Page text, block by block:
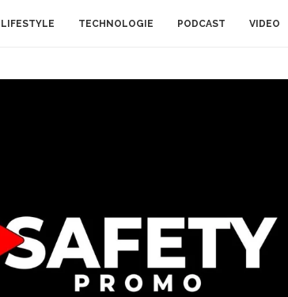
LIFESTYLE TECHNOLOGIE PODCAST VIDEO